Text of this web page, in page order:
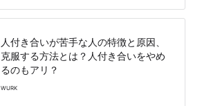
人付き合いが苦手な人の特徴と原因、
克服する方法とは？人付き合いをやめ
るのもアリ？
WURK